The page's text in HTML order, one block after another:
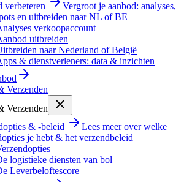
verbeteren
Vergroot je aanbod: analyses,
en uitbreiden naar NL of BE
verkoopaccount
uitbreiden
naar Nederland of België
& dienstverleners: data & inzichten
Verzenden
Verzenden
& -beleid
Lees meer over welke
je hebt & het verzendbeleid
logistieke diensten van bol
Leverbeloftescore